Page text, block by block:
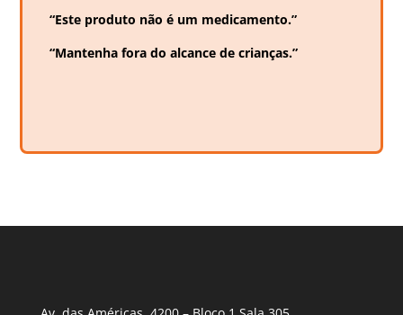
“Este produto não é um medicamento.”
“Mantenha fora do alcance de crianças.”